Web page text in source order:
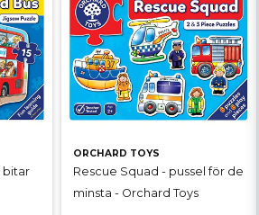
bitar
ORCHARD TOYS
Rescue Squad - pussel för de
minsta - Orchard Toys